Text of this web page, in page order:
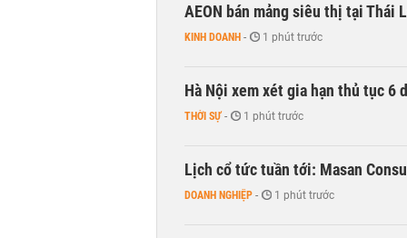
AEON bán mảng siêu thị tại Thái
KINH DOANH - 1 phút trước
Hà Nội xem xét gia hạn thủ tục 6
THỜI SỰ - 1 phút trước
Lịch cổ tức tuần tới: Masan
DOANH NGHIỆP - 1 phút trước